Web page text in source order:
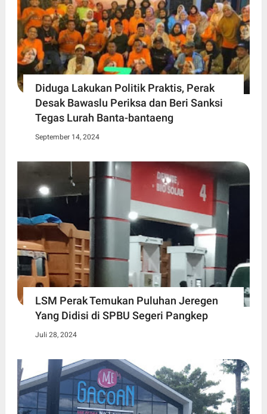
Diduga Lakukan Politik Praktis, Perak
Desak Bawaslu Periksa dan Beri Sanksi
Tegas Lurah Banta-bantaeng
September 14, 2024
LSM Perak Temukan Puluhan Jeregen
Yang Didisi di SPBU Segeri Pangkep
Juli 28, 2024